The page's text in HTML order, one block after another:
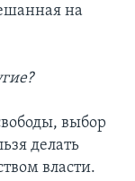
на
выбор
делать
власти.